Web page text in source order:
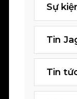
Sự
Tin
Tin